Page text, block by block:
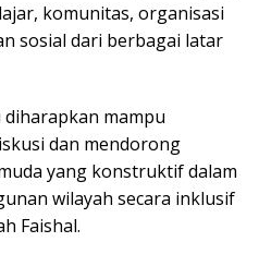
komunitas, organisasi
sosial dari berbagai latar
mampu
dan mendorong
yang konstruktif dalam
wilayah secara inklusif
Faishal.